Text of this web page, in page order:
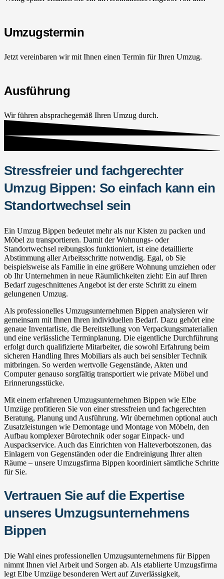
Umzugstermin
Jetzt vereinbaren wir mit Ihnen einen Termin für Ihren Umzug.
Ausführung
Wir führen absprachegemäß Ihren Umzug durch.
Stressfreier und fachgerechter
Umzug Bippen: So einfach kann ein
Standortwechsel sein
Ein Umzug Bippen bedeutet mehr als nur Kisten zu packen und
Möbel zu transportieren. Damit der Wohnungs- oder
Standortwechsel reibungslos funktioniert, ist eine detaillierte
Abstimmung aller Arbeitsschritte notwendig. Egal, ob Sie
beispielsweise als Familie in eine größere Wohnung umziehen oder
ob Ihr Unternehmen in neue Räumlichkeiten zieht: Ein auf Ihren
Bedarf zugeschnittenes Angebot ist der erste Schritt zu einem
gelungenen Umzug.
Als professionelles Umzugsunternehmen Bippen analysieren wir
gemeinsam mit Ihnen Ihren individuellen Bedarf. Dazu gehört eine
genaue Inventarliste, die Bereitstellung von Verpackungsmaterialien
und eine verlässliche Terminplanung. Die eigentliche Durchführung
erfolgt durch qualifizierte Mitarbeiter, die sowohl Erfahrung beim
sicheren Handling Ihres Mobiliars als auch bei sensibler Technik
mitbringen. So werden wertvolle Gegenstände, Akten und
Computer genauso sorgfältig transportiert wie private Möbel und
Erinnerungsstücke.
Mit einem erfahrenen Umzugsunternehmen Bippen wie Elbe
Umzüge profitieren Sie von einer stressfreien und fachgerechten
Beratung, Planung und Ausführung. Wir übernehmen optional auch
Zusatzleistungen wie Demontage und Montage von Möbeln, den
Aufbau komplexer Bürotechnik oder sogar Einpack- und
Auspackservice. Auch das Einrichten von Halteverbotszonen, das
Einlagern von Gegenständen oder die Endreinigung Ihrer alten
Räume – unsere Umzugsfirma Bippen koordiniert sämtliche Schritte
für Sie.
Vertrauen Sie auf die Expertise
unseres Umzugsunternehmens
Bippen
Die Wahl eines professionellen Umzugsunternehmens für Bippen
nimmt Ihnen viel Arbeit und Sorgen ab. Als etablierte Umzugsfirma
legt Elbe Umzüge besonderen Wert auf Zuverlässigkeit,